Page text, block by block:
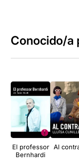
Conocido/a
El professor
Bernhardi
Al